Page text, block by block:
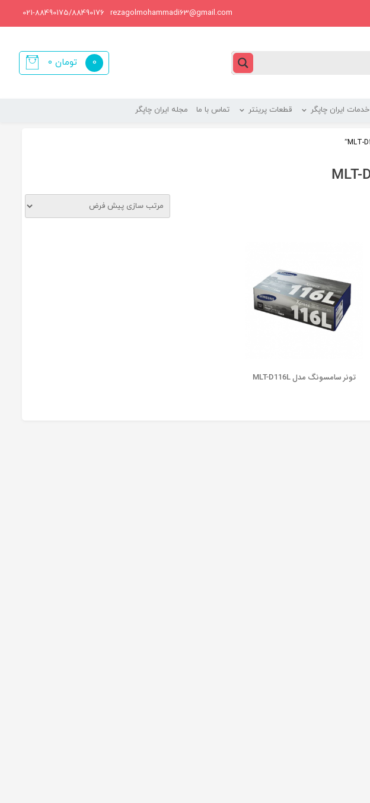
rezagolmohammadi63@gmail.com
021-88490175/88490176
0 تومان
0
خدمات ایران چاپگر قطعات پرینتر تماس با ما مجله ایران چاپگر
تونر سامسونگ مدل MLT-D116L